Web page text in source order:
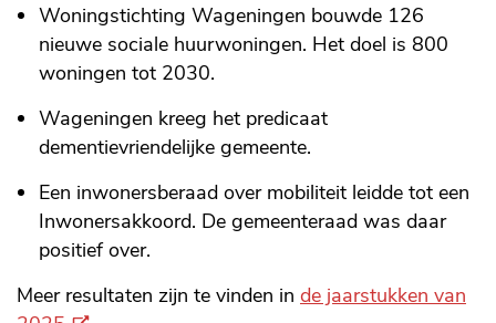
Woningstichting Wageningen bouwde 126
nieuwe sociale huurwoningen. Het doel is 800
woningen tot 2030.
Wageningen kreeg het predicaat
dementievriendelijke gemeente.
Een inwonersberaad over mobiliteit leidde tot een
Inwonersakkoord. De gemeenteraad was daar
positief over.
Meer resultaten zijn te vinden in de jaarstukken van